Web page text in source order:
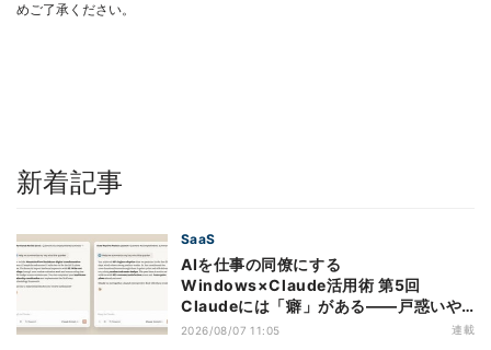
めご了承ください。
新着記事
SaaS
AIを仕事の同僚にする
Windows×Claude活用術 第5回
Claudeには「癖」がある――戸惑いや
すい7つの仕様
2026/08/07 11:05 連載